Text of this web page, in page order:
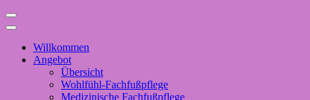
Willkommen
Angebot
Übersicht
Wohlfühl-Fachfußpflege
Medizinische Fachfußpflege